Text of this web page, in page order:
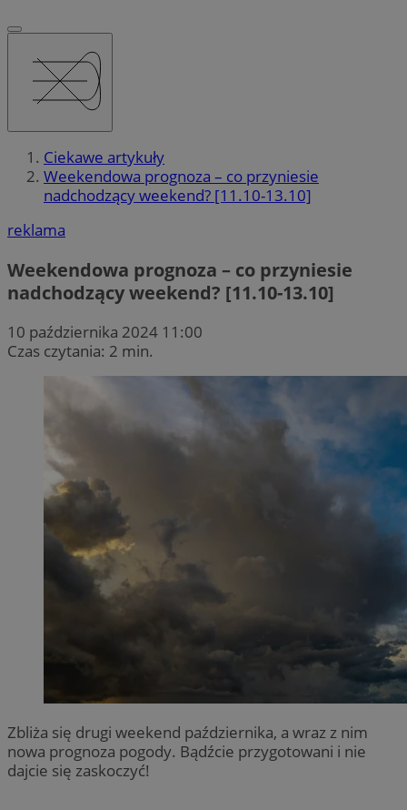
Ciekawe artykuły
Weekendowa prognoza – co przyniesie
nadchodzący weekend? [11.10-13.10]
reklama
Weekendowa prognoza – co przyniesie
nadchodzący weekend? [11.10-13.10]
10 października 2024 11:00
Czas czytania: 2 min.
Zbliża się drugi weekend października, a wraz z nim
nowa prognoza pogody. Bądźcie przygotowani i nie
dajcie się zaskoczyć!